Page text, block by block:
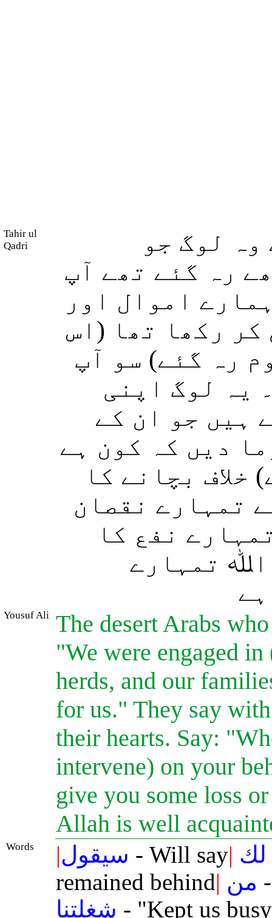
Tahir ul
Qadri
لوگ جو
رہ گئے تھے آپ
اموال اور
کر رکھا تھا (اس
رہ گئے) سو آپ
یہ لوگ اپنی
ہیں جو ان کے
دیں کہ کون ہے
بچانے کا
تمہارے نقصان
نفع کا
اﷲ تمہارے
Yousuf Ali The desert Arabs
"We were engaged
herds, and our
for us." They say
their hearts. Say:
intervene) on your
give you some loss
Allah is well
Words |سيقول - Will say| لك
remained behind| من
شغلتنا - "Kept us busy